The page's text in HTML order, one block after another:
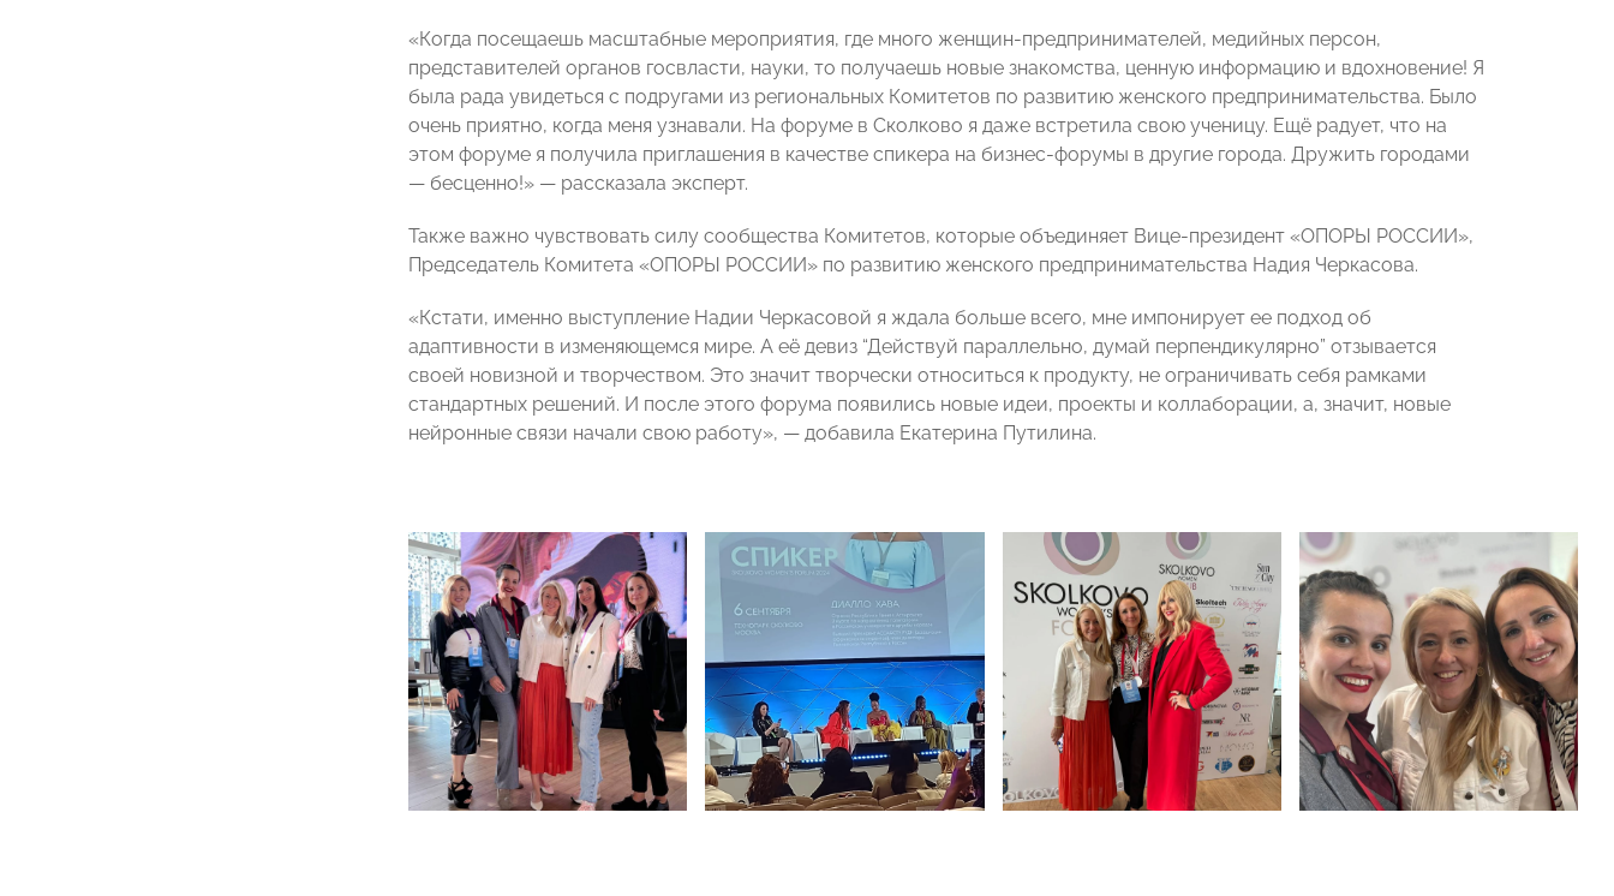
«Когда посещаешь масштабные мероприятия, где много женщин-предпринимателей, медийных персон,
представителей органов госвласти, науки, то получаешь новые знакомства, ценную информацию и вдохновение! Я
была рада увидеться с подругами из региональных Комитетов по развитию женского предпринимательства. Было
очень приятно, когда меня узнавали. На форуме в Сколково я даже встретила свою ученицу. Ещё радует, что на
этом форуме я получила приглашения в качестве спикера на бизнес-форумы в другие города. Дружить городами
— бесценно!» — рассказала эксперт.
Также важно чувствовать силу сообщества Комитетов, которые объединяет Вице-президент «ОПОРЫ РОССИИ»,
Председатель Комитета «ОПОРЫ РОССИИ» по развитию женского предпринимательства Надия Черкасова.
«Кстати, именно выступление Надии Черкасовой я ждала больше всего, мне импонирует ее подход об
адаптивности в изменяющемся мире. А её девиз “Действуй параллельно, думай перпендикулярно” отзывается
своей новизной и творчеством. Это значит творчески относиться к продукту, не ограничивать себя рамками
стандартных решений. И после этого форума появились новые идеи, проекты и коллаборации, а, значит, новые
нейронные связи начали свою работу», — добавила Екатерина Путилина.